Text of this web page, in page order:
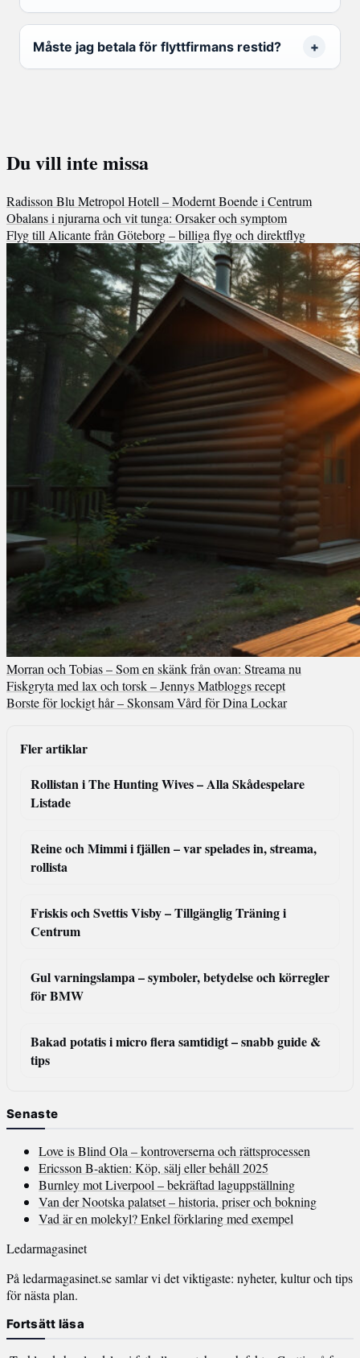
Måste jag betala för flyttfirmans restid?
Du vill inte missa
Radisson Blu Metropol Hotell – Modernt Boende i Centrum
Obalans i njurarna och vit tunga: Orsaker och symptom
Flyg till Alicante från Göteborg – billiga flyg och direktflyg
Morran och Tobias – Som en skänk från ovan: Streama nu
Fiskgryta med lax och torsk – Jennys Matbloggs recept
Borste för lockigt hår – Skonsam Vård för Dina Lockar
Fler artiklar
Rollistan i The Hunting Wives – Alla Skådespelare
Listade
Reine och Mimmi i fjällen – var spelades in, streama,
rollista
Friskis och Svettis Visby – Tillgänglig Träning i
Centrum
Gul varningslampa – symboler, betydelse och körregler
för BMW
Bakad potatis i micro flera samtidigt – snabb guide &
tips
Senaste
Love is Blind Ola – kontroverserna och rättsprocessen
Ericsson B-aktien: Köp, sälj eller behåll 2025
Burnley mot Liverpool – bekräftad laguppställning
Van der Nootska palatset – historia, priser och bokning
Vad är en molekyl? Enkel förklaring med exempel
Ledarmagasinet
På ledarmagasinet.se samlar vi det viktigaste: nyheter, kultur och tips
för nästa plan.
Fortsätt läsa